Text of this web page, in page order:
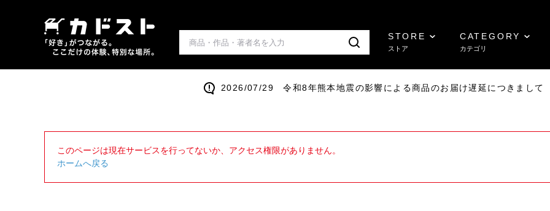
STORE
ストア
CATEGORY
カテゴリ
2026/07/29 令和8年熊本地震の影響による商品のお届け遅延につきまして
このページは現在サービスを行ってないか、アクセス権限がありません。
ホームへ戻る